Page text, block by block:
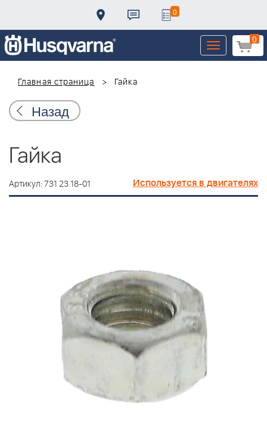
0
0
Toggle
navigation
Главная страница
Гайка
Назад
Гайка
Артикул: 731 23 18-01 Используется в двигателях